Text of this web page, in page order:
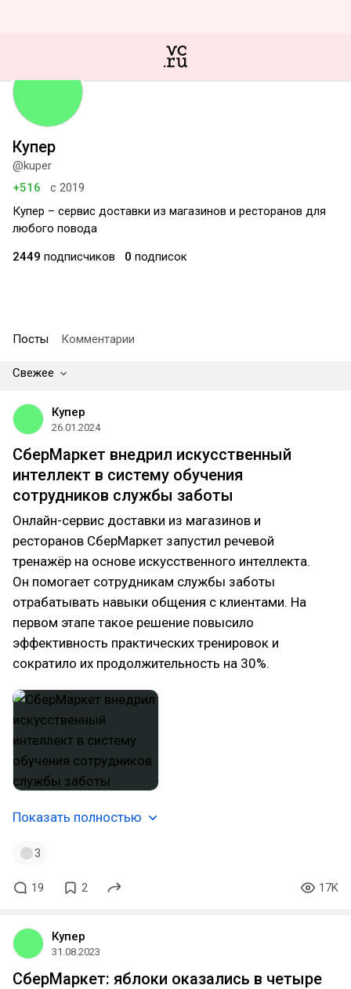
Купер
@kuper
+516
с 2019
Купер – сервис доставки из магазинов и ресторанов для
любого повода
2449 подписчиков 0 подписок
Посты Комментарии
Свежее
Купер
26.01.2024
СберМаркет внедрил искусственный
интеллект в систему обучения
сотрудников службы заботы
Онлайн-сервис доставки из магазинов и
ресторанов СберМаркет запустил речевой
тренажёр на основе искусственного интеллекта.
Он помогает сотрудникам службы заботы
отрабатывать навыки общения с клиентами. На
первом этапе такое решение повысило
эффективность практических тренировок и
сократило их продолжительность на 30%.
Показать полностью
3
19 2 17K
Купер
31.08.2023
СберМаркет: яблоки оказались в четыре